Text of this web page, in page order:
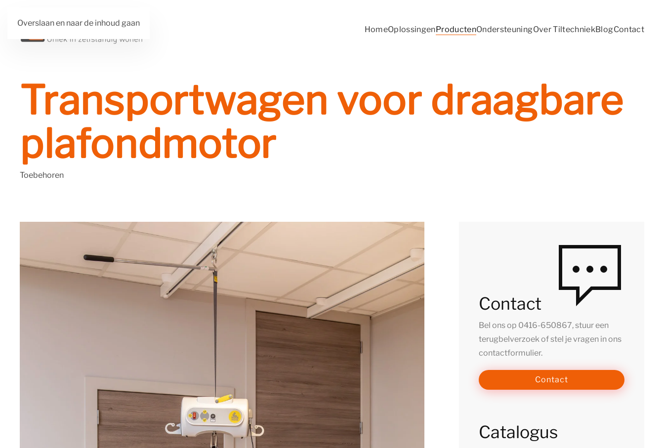
Overslaan en naar de inhoud gaan
HomeOplossingenProductenOndersteuningOver TiltechniekBlogContact
Transportwagen voor draagbare
plafondmotor
Toebehoren
Contact
Bel ons op 0416-650867, stuur een
terugbelverzoek of stel je vragen in ons
contactformulier.
Contact
Catalogus